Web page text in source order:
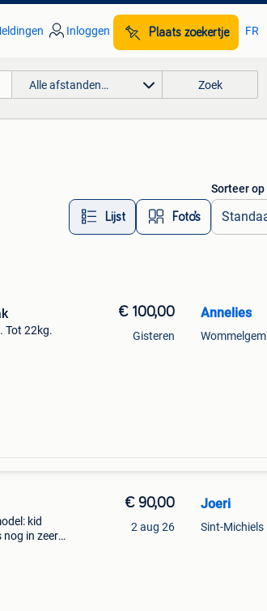
Inloggen Plaats zoekertje FR
Alle afstanden… Zoek
Lijst Foto’s
Sorteer op
Tot 22kg.
€ 100,00
Gisteren
Annelies
Wommelgem
kid
in zeer
€ 90,00
2 aug 26
Joeri
Sint-Michiels